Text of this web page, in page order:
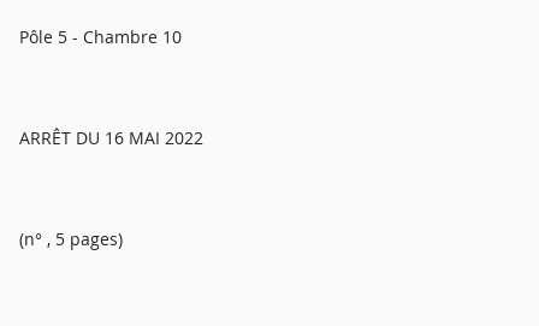
Pôle 5 - Chambre 10
ARRÊT DU 16 MAI 2022
(n° , 5 pages)